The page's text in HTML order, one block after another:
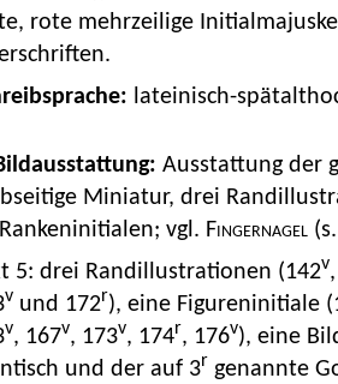
rote mehrzeilige
lateinisch-
Ausstattung der
Miniatur, drei
vgl. Fingernagel
5: drei Randillustrationen (142v
v und 172r), eine Figureninitiale
v, 167v, 173v, 174r, 176v), eine
und der auf 3r genannte